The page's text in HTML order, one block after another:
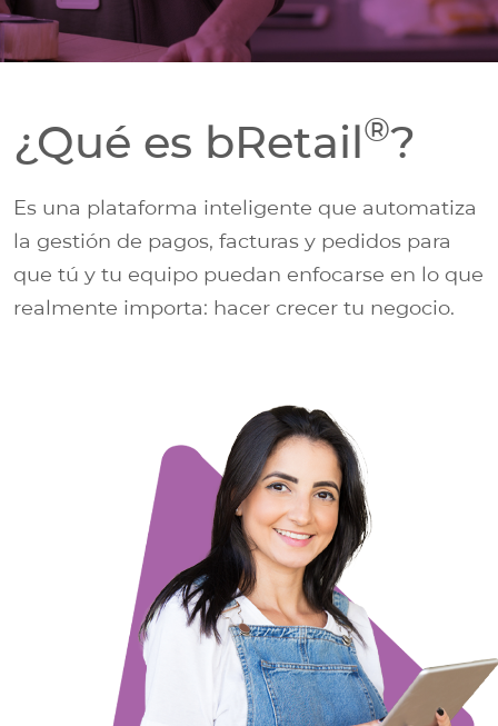
¿Qué es bRetail®?
Es una plataforma inteligente que automatiza
la gestión de pagos, facturas y pedidos para
que tú y tu equipo puedan enfocarse en lo que
realmente importa: hacer crecer tu negocio.